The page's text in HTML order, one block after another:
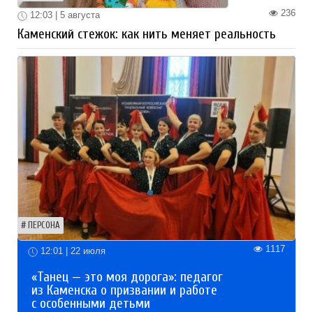
236
12:03 | 5 августа
Каменский стежок: как нить меняет реальность
ПЕРСОНА
12:01 | 22 июля 1117
«Танец — это моя дорога»: педагог
из Каменска о призвании и работе
с особенными детьми